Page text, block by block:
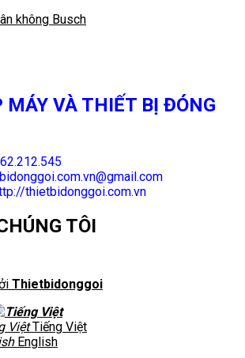
không Busch
MÁY VÀ THIẾT BỊ ĐÓNG
thietbidonggoi.com.vn
TÔI
Thietbidonggoi
Tiếng Việt
English